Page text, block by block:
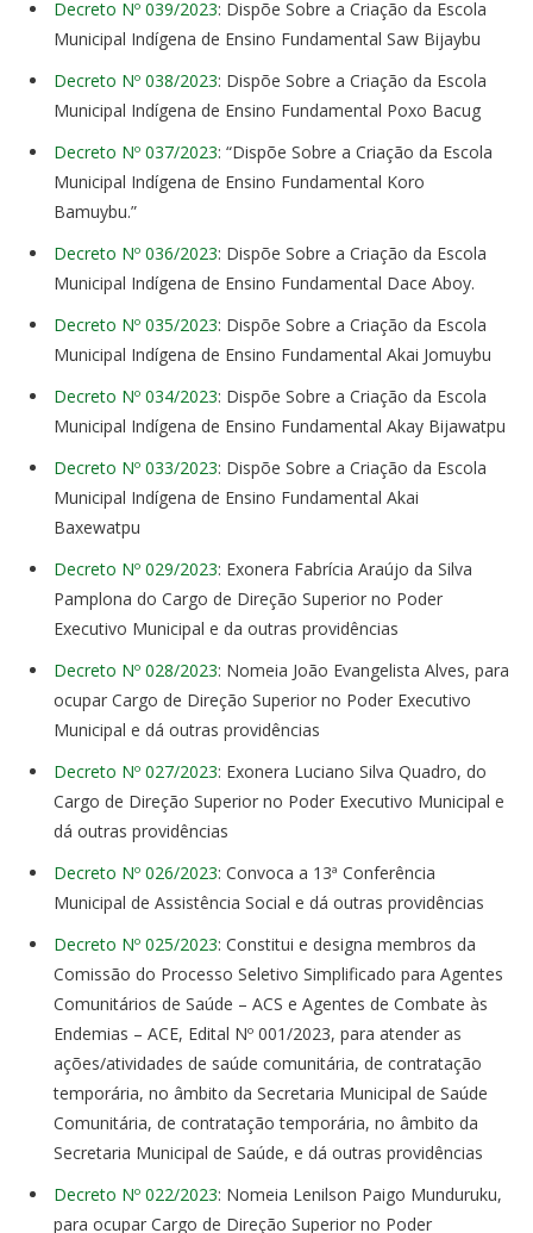
Decreto Nº 039/2023: Dispõe Sobre a Criação da Escola
Municipal Indígena de Ensino Fundamental Saw Bijaybu
Decreto Nº 038/2023: Dispõe Sobre a Criação da Escola
Municipal Indígena de Ensino Fundamental Poxo Bacug
Decreto Nº 037/2023: “Dispõe Sobre a Criação da Escola
Municipal Indígena de Ensino Fundamental Koro
Bamuybu.”
Decreto Nº 036/2023: Dispõe Sobre a Criação da Escola
Municipal Indígena de Ensino Fundamental Dace Aboy.
Decreto Nº 035/2023: Dispõe Sobre a Criação da Escola
Municipal Indígena de Ensino Fundamental Akai Jomuybu
Decreto Nº 034/2023: Dispõe Sobre a Criação da Escola
Municipal Indígena de Ensino Fundamental Akay Bijawatpu
Decreto Nº 033/2023: Dispõe Sobre a Criação da Escola
Municipal Indígena de Ensino Fundamental Akai
Baxewatpu
Decreto Nº 029/2023: Exonera Fabrícia Araújo da Silva
Pamplona do Cargo de Direção Superior no Poder
Executivo Municipal e da outras providências
Decreto Nº 028/2023: Nomeia João Evangelista Alves, para
ocupar Cargo de Direção Superior no Poder Executivo
Municipal e dá outras providências
Decreto Nº 027/2023: Exonera Luciano Silva Quadro, do
Cargo de Direção Superior no Poder Executivo Municipal e
dá outras providências
Decreto Nº 026/2023: Convoca a 13ª Conferência
Municipal de Assistência Social e dá outras providências
Decreto Nº 025/2023: Constitui e designa membros da
Comissão do Processo Seletivo Simplificado para Agentes
Comunitários de Saúde – ACS e Agentes de Combate às
Endemias – ACE, Edital Nº 001/2023, para atender as
ações/atividades de saúde comunitária, de contratação
temporária, no âmbito da Secretaria Municipal de Saúde
Comunitária, de contratação temporária, no âmbito da
Secretaria Municipal de Saúde, e dá outras providências
Decreto Nº 022/2023: Nomeia Lenilson Paigo Munduruku,
para ocupar Cargo de Direção Superior no Poder